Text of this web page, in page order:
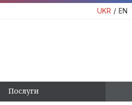
UKR EN
Послуги